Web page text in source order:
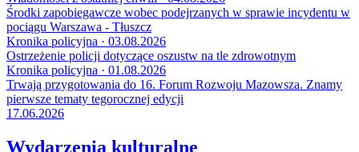
Środki zapobiegawcze wobec podejrzanych w sprawie incydentu w
pociągu Warszawa - Tłuszcz
Kronika policyjna · 03.08.2026
Ostrzeżenie policji dotyczące oszustw na tle zdrowotnym
Kronika policyjna · 01.08.2026
Trwają przygotowania do 16. Forum Rozwoju Mazowsza. Znamy
pierwsze tematy tegorocznej edycji
17.06.2026
Wydarzenia kulturalne